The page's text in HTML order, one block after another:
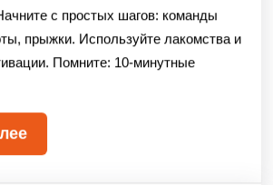
с простых шагов: команды
прыжки. Используйте лакомства и
Помните: 10-минутные